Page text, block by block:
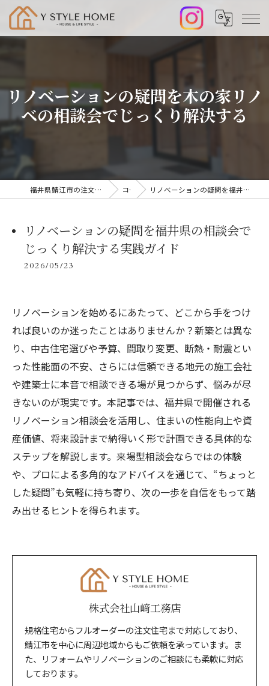
リノベーションの疑問を木の家リノ
ベの相談会でじっくり解決する
福井県鯖江市の注文住宅なら株式会社山﨑工務店 コラム リノベーションの疑問を福井県の相談会でじっくり解決する実践ガイド
リノベーションの疑問を福井県の相談会で
じっくり解決する実践ガイド
2026/05/23
リノベーションを始めるにあたって、どこから手をつけ
れば良いのか迷ったことはありませんか？新築とは異な
り、中古住宅選びや予算、間取り変更、断熱・耐震とい
った性能面の不安、さらには信頼できる地元の施工会社
や建築士に本音で相談できる場が見つからず、悩みが尽
きないのが現実です。本記事では、福井県で開催される
リノベーション相談会を活用し、住まいの性能向上や資
産価値、将来設計まで納得いく形で計画できる具体的な
ステップを解説します。来場型相談会ならではの体験
や、プロによる多角的なアドバイスを通じて、“ちょっと
した疑問”も気軽に持ち寄り、次の一歩を自信をもって踏
み出せるヒントを得られます。
株式会社山﨑工務店
規格住宅からフルオーダーの注文住宅まで対応しており、
鯖江市を中心に周辺地域からもご依頼を承っています。ま
た、リフォームやリノベーションのご相談にも柔軟に対応
しております。